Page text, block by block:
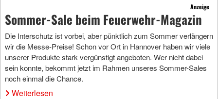
Anzeige
Sommer-Sale beim Feuerwehr-Magazin
Die Interschutz ist vorbei, aber pünktlich zum Sommer verlängern
wir die Messe-Preise! Schon vor Ort in Hannover haben wir viele
unserer Produkte stark vergünstigt angeboten. Wer nicht dabei
sein konnte, bekommt jetzt im Rahmen unseres Sommer-Sales
noch einmal die Chance.
Weiterlesen